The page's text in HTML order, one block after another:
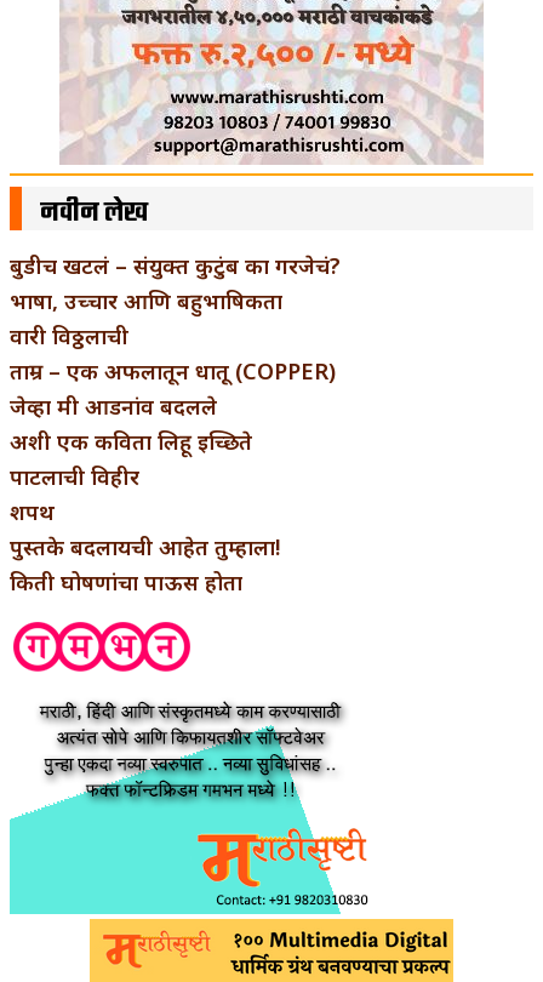
नवीन लेख
बुडीच खटलं – संयुक्त कुटुंब का गरजेचं?
भाषा, उच्चार आणि बहुभाषिकता
वारी विठ्ठलाची
ताम्र – एक अफलातून धातू (COPPER)
जेव्हा मी आडनांव बदलले
अशी एक कविता लिहू इच्छिते
पाटलाची विहीर
शपथ
पुस्तके बदलायची आहेत तुम्हाला!
किती घोषणांचा पाऊस होता